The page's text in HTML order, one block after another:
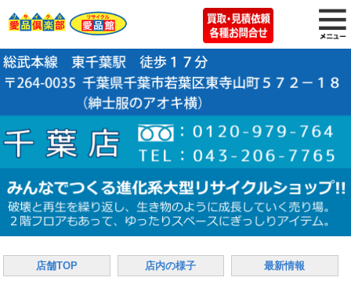
店舗TOP 店内の様子 最新情報